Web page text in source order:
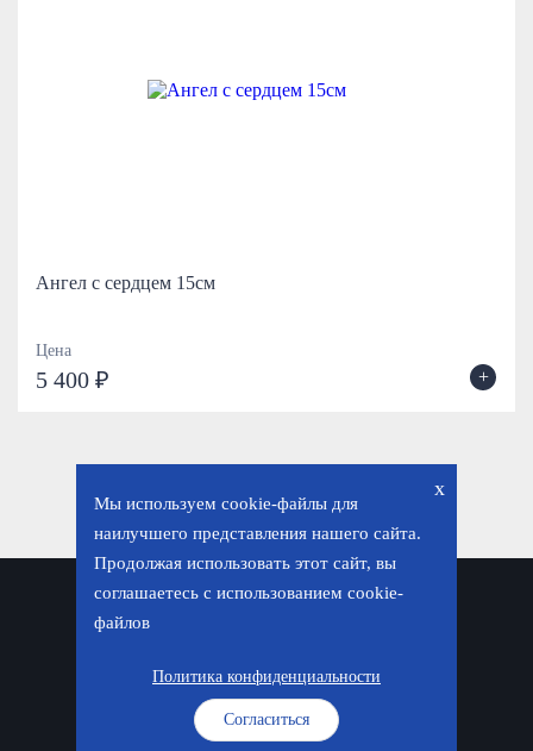
Ангел с сердцем 15см
Цена
5 400 ₽ +
x
Мы используем cookie-файлы для
наилучшего представления нашего сайта.
Продолжая использовать этот сайт, вы
соглашаетесь с использованием cookie-
файлов
Согласиться
Политика конфиденциальности